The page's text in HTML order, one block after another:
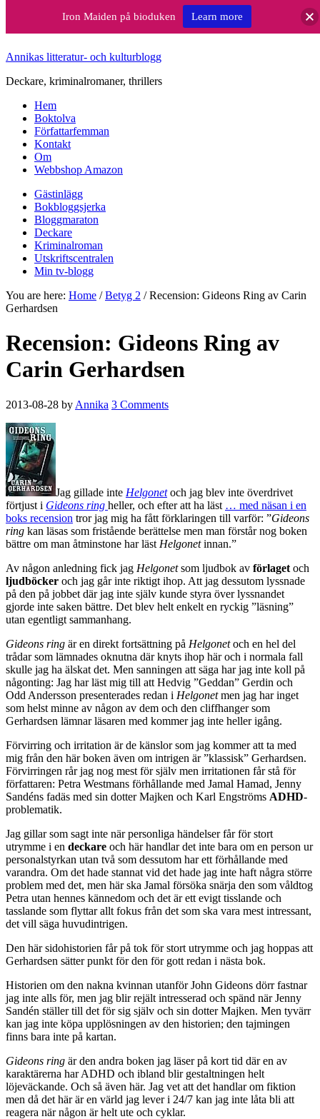
Annikas litteratur- och kulturblogg
Deckare, kriminalromaner, thrillers
Hem
Boktolva
Författarfemman
Kontakt
Om
Webbshop Amazon
Gästinlägg
Bokbloggsjerka
Bloggmaraton
Deckare
Kriminalroman
Utskriftscentralen
Min tv-blogg
You are here: Home / Betyg 2 /Recension: Gideons Ring av Carin
Gerhardsen
Recension: Gideons Ring av
Carin Gerhardsen
2013-08-28 by Annika 3 Comments
Jag gillade inte Helgonetoch jag blev inte överdrivet
förtjust i Gideons ring heller, och efter att ha läst … med näsan i en
boks recension tror jag mig ha fått förklaringen till varför: ”Gideons
ring kan läsas som fristående berättelse men man förstår nog boken
bättre om man åtminstone har läst Helgonetinnan.”
Av någon anledning fick jag Helgonetsom ljudbok av förlaget och
ljudböcker och jag går inte riktigt ihop. Att jag dessutom lyssnade
på den på jobbet där jag inte själv kunde styra över lyssnandet
gjorde inte saken bättre. Det blev helt enkelt en ryckig ”läsning”
utan egentligt sammanhang.
Gideons ring är en direkt fortsättning på Helgonetoch en hel del
trådar som lämnades oknutna där knyts ihop här och i normala fall
skulle jag ha älskat det. Men sanningen att säga har jag inte koll på
någonting: Jag har läst mig till att Hedvig ”Geddan” Gerdin och
Odd Andersson presenterades redan i Helgonetmen jag har inget
som helst minne av någon av dem och den cliffhanger som
Gerhardsen lämnar läsaren med kommer jag inte heller igång.
Förvirring och irritation är de känslor som jag kommer att ta med
mig från den här boken även om intrigen är ”klassisk” Gerhardsen.
Förvirringen rår jag nog mest för själv men irritationen får stå för
författaren: Petra Westmans förhållande med Jamal Hamad, Jenny
Sandéns fadäs med sin dotter Majken och Karl Engströms ADHD-
problematik.
Jag gillar som sagt inte när personliga händelser får för stort
utrymme i en deckare och här handlar det inte bara om en person ur
personalstyrkan utan två som dessutom har ett förhållande med
varandra. Om det hade stannat vid det hade jag inte haft några större
problem med det, men här ska Jamal försöka snärja den som våldtog
Petra utan hennes kännedom och det är ett evigt tisslande och
tasslande som flyttar allt fokus från det som ska vara mest intressant,
det vill säga huvudintrigen.
Den här sidohistorien får på tok för stort utrymme och jag hoppas att
Gerhardsen sätter punkt för den för gott redan i nästa bok.
Historien om den nakna kvinnan utanför John Gideons dörr fastnar
jag inte alls för, men jag blir rejält intresserad och spänd när Jenny
Sandén ställer till det för sig själv och sin dotter Majken. Men tyvärr
kan jag inte köpa upplösningen av den historien; den tajmingen
finns bara inte på kartan.
Gideons ring är den andra boken jag läser på kort tid där en av
karaktärerna har ADHD och ibland blir gestaltningen helt
löjeväckande. Och så även här. Jag vet att det handlar om fiktion
men då det här är en värld jag lever i 24/7 kan jag inte låta bli att
reagera när någon är helt ute och cyklar.
Iron Maiden på bioduken Learn more